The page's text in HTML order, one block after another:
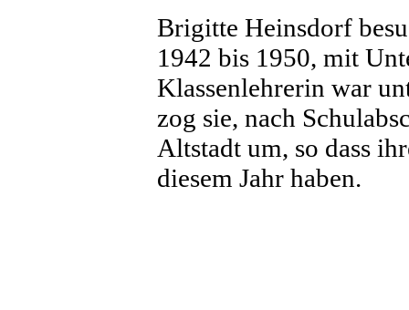
Brigitte Heinsdorf
1942 bis 1950, mit
Klassenlehrerin war
zog sie, nach
Altstadt um, so dass
diesem Jahr haben.